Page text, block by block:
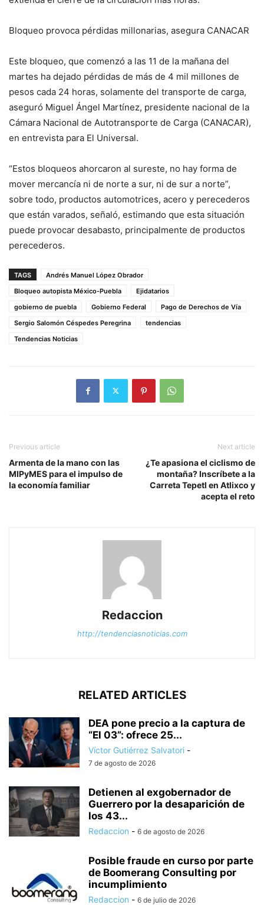
Bloqueo provoca pérdidas millonarias, asegura CANACAR
Este bloqueo, que comenzó a las 11 de la mañana del
martes ha dejado pérdidas de más de 4 mil millones de
pesos cada 24 horas, solamente del transporte de carga,
aseguró Miguel Ángel Martínez, presidente nacional de la
Cámara Nacional de Autotransporte de Carga (CANACAR),
en entrevista para El Universal.
“Estos bloqueos ahorcaron al sureste, no hay forma de
mover mercancía ni de norte a sur, ni de sur a norte”,
sobre todo, productos automotrices, acero y perecederos
que están varados, señaló, estimando que esta situación
puede provocar desabasto, principalmente de productos
perecederos.
TAGS
Andrés Manuel López Obrador
Bloqueo autopista México-Puebla
Ejidatarios
gobierno de puebla
Gobierno Federal
Pago de Derechos de Vía
Sergio Salomón Céspedes Peregrina
tendencias
Tendencias Noticias
Previous article
Armenta de la mano con las
MIPyMES para el impulso de
la economía familiar
Next article
¿Te apasiona el ciclismo de
montaña? Inscríbete a la
Carreta Tepetl en Atlixco y
acepta el reto
Redaccion
http://tendenciasnoticias.com
RELATED ARTICLES
DEA pone precio a la captura de
“El 03”: ofrece 25...
Víctor Gutiérrez Salvatori -
7 de agosto de 2026
Detienen al exgobernador de
Guerrero por la desaparición de
los 43...
Redaccion - 6 de agosto de 2026
Posible fraude en curso por parte
de Boomerang Consulting por
incumplimiento
Redaccion - 6 de julio de 2026